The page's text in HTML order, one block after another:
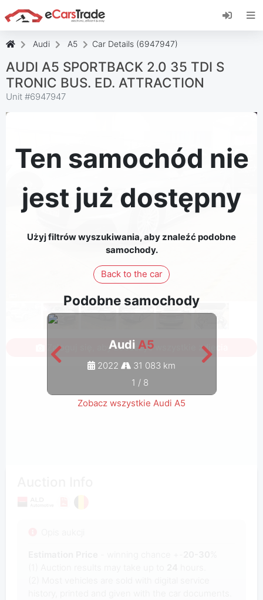
Zainstaluj aplikację internetową eCarsTrade,
dodaj ją do ekranu głównego i otrzymuj
Audi A5 Car Details (6947947)
AUDI A5 SPORTBACK 2.0 35 TDI S
TRONIC BUS. ED. ATTRACTION
Unit #6947947
Ten samochód nie
jest już dostępny
Użyj filtrów wyszukiwania, aby znaleźć podobne
samochody.
Back to the car
Podobne samochody
Audi A5
2022
31 083 km
1 / 8
Zobacz wszystkie Audi A5
Zaloguj się, aby zobaczyć wszystkie zdjęcia